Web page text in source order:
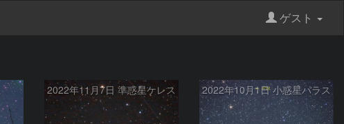
ゲスト
2022年11月7日 準惑星ケレス 2022年10月1日 小惑星パラス